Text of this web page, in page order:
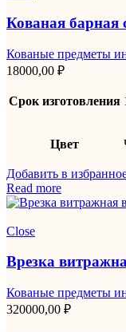
Кованая барная
Кованые предметы
18000,00 ₽
Срок изготовления
Цвет
Добавить в
Read more
Close
Врезка
Кованые предметы
320000,00 ₽